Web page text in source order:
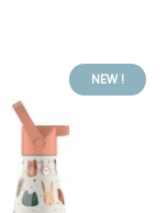
NEW !